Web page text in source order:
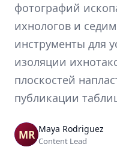
фотографий
ихнологов и
инструменты для
изоляции
плоскостей
публикации
Maya Rodriguez
Content Lead